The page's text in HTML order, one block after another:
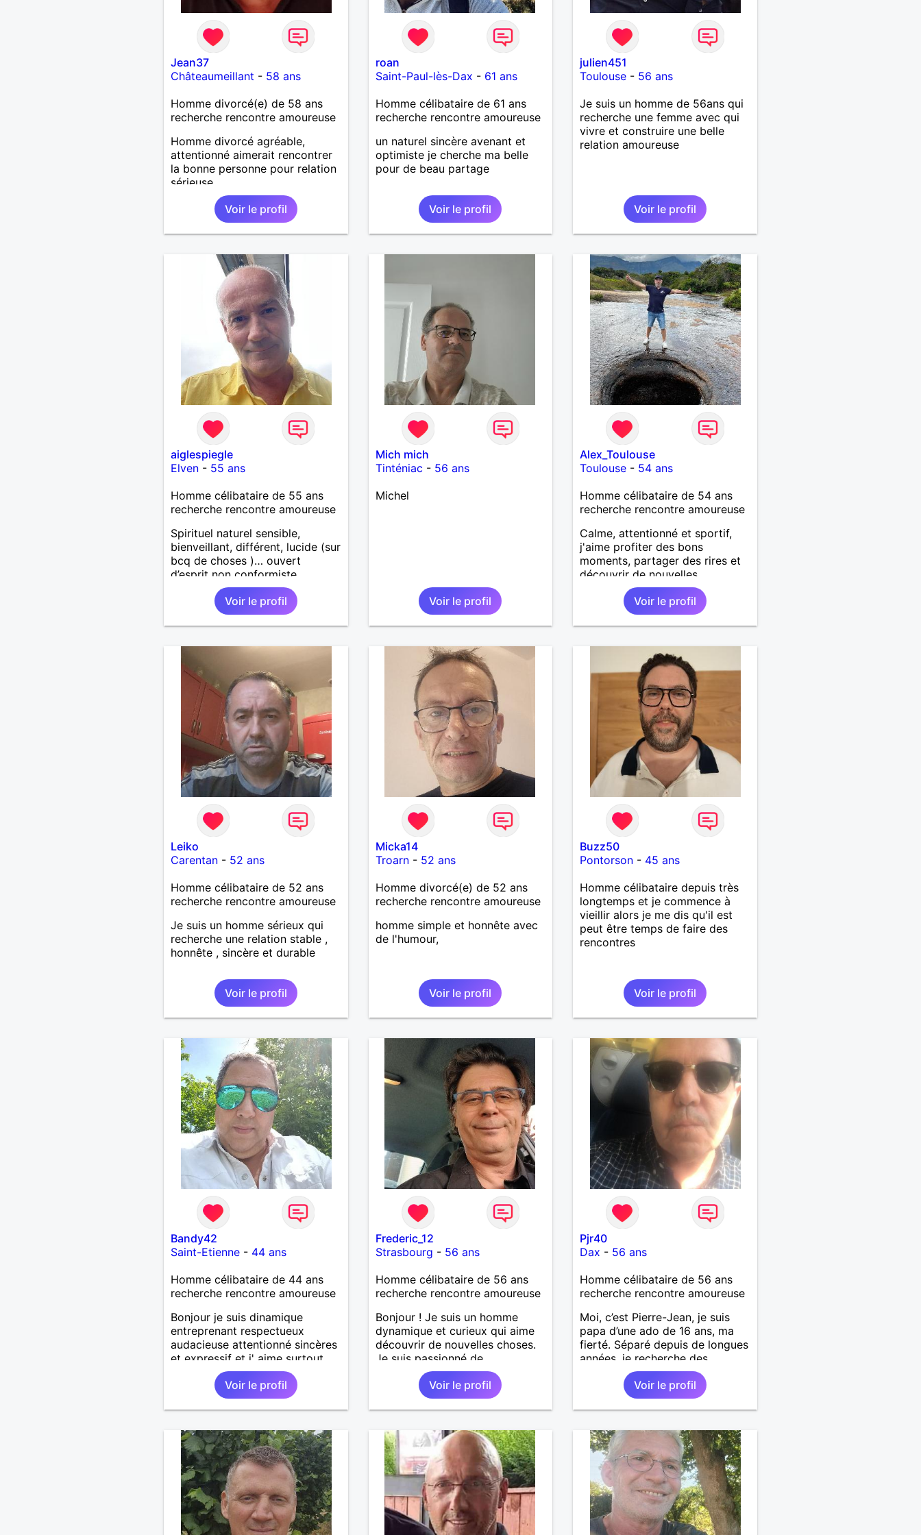
Jean37
Châteaumeillant - 58 ans
Homme divorcé(e) de 58 ans
recherche rencontre amoureuse
Homme divorcé agréable,
attentionné aimerait rencontrer
la bonne personne pour relation
sérieuse...
Voir le profil
roan
Saint-Paul-lès-Dax - 61 ans
Homme célibataire de 61 ans
recherche rencontre amoureuse
un naturel sincère avenant et
optimiste je cherche ma belle
pour de beau partage
Voir le profil
julien451
Toulouse - 56 ans
Je suis un homme de 56ans qui
recherche une femme avec qui
vivre et construire une belle
relation amoureuse
Voir le profil
aiglespiegle
Elven- 55 ans
Homme célibataire de 55 ans
recherche rencontre amoureuse
Spirituel naturel sensible,
bienveillant, différent, lucide (sur
bcq de choses )… ouvert
d’esprit non conformiste.
Recherche en l’autre un peu la
même chose…Voir le profil
Mich mich
Tinténiac - 56 ans
Michel
Voir le profil
Alex_Toulouse
Toulouse - 54 ans
Homme célibataire de 54 ans
recherche rencontre amoureuse
Calme, attentionné et sportif,
j'aime profiter des bons
moments, partager des rires et
découvrir de nouvelles
expériences. Sincère et à
l'écoute, je recherche une
personne avec qui construire
une belle complicité et une
Voir le profil
Leiko
Carentan- 52 ans
Homme célibataire de 52 ans
recherche rencontre amoureuse
Je suis un homme sérieux qui
recherche une relation stable ,
honnête , sincère et durable
Voir le profil
Micka14
Troarn- 52 ans
Homme divorcé(e) de 52 ans
recherche rencontre amoureuse
homme simple et honnête avec
de l'humour,
Voir le profil
Buzz50
Pontorson - 45 ans
Homme célibataire depuis très
longtemps et je commence à
vieillir alors je me dis qu'il est
peut être temps de faire des
rencontres
Voir le profil
Bandy42
Saint-Etienne- 44 ans
Homme célibataire de 44 ans
recherche rencontre amoureuse
Bonjour je suis dinamique
entreprenant respectueux
audacieuse attentionné sincères
et expressif et j' aime surtout
les câlins et à les partager avec
humour et amour bisous à+ à
Voir le profil
Frederic_12
Strasbourg - 56 ans
Homme célibataire de 56 ans
recherche rencontre amoureuse
Bonjour ! Je suis un homme
dynamique et curieux qui aime
découvrir de nouvelles choses.
Je suis passionné de
sport,musique douce,ballade et
autres J'adore passer du temps
avec mes proches et partager
des moments inoubliables.
Voir le profil
Pjr40
Dax - 56 ans
Homme célibataire de 56 ans
recherche rencontre amoureuse
Moi, c’est Pierre-Jean, je suis
papa d’une ado de 16 ans, ma
fierté. Séparé depuis de longues
années, je recherche des
affinités amicales afin de
rompre une solitude parfois
difficile à gérer ainsi que casser
le vague à l’âme. L’amitié reste
yeux mais peut se décliner en
des sentiments plus puissants.
« Le temps fera son œuvre »
disait Arthur Schopenhauer,
philosophe allemand que j’adore.
J’aime discuter sans pour autant
être trop locace. Je suis bourré
Voir le profil